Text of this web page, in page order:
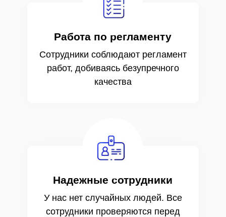
Сотрудники соблюдают регламент
работ, добиваясь безупречного
качества
Работа по регламенту
У нас нет случайных людей. Все
сотрудники проверяются перед
Надежные сотрудники